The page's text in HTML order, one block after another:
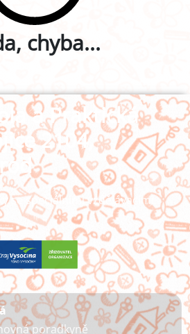
chyba...
a Praktická
2104,
se speciálními vzdělávacími
poradkyně